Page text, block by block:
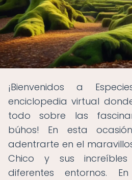
¡Bienvenidos a
enciclopedia virtual
todo sobre las
búhos! En esta
adentrarte en el
Chico y sus
diferentes entornos.